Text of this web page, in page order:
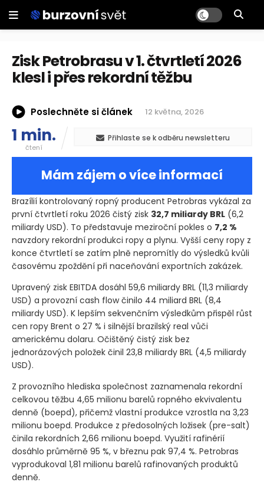
Zisk Petrobrasu v 1. čtvrtletí 2026
klesl i přes rekordní těžbu
Poslechněte si článek 12 května, 2026
1 min.
čtení
Přihlaste se k odběru newsletteru
Mám zájem o více informací
Brazílií kontrolovaný ropný producent Petrobras vykázal za
první čtvrtletí roku 2026 čistý zisk 32,7 miliardy BRL (6,2
miliardy USD). To představuje meziroční pokles o 7,2 %
navzdory rekordní produkci ropy a plynu. Vyšší ceny ropy z
konce čtvrtletí se zatím plně nepromítly do výsledků kvůli
časovému zpoždění při naceňování exportních zakázek.
Upravený zisk EBITDA dosáhl 59,6 miliardy BRL (11,3 miliardy
USD) a provozní cash flow činilo 44 miliard BRL (8,4
miliardy USD). K lepším sekvenčním výsledkům přispěl růst
cen ropy Brent o 27 % i silnější brazilský real vůči
americkému dolaru. Očištěný čistý zisk bez
jednorázových položek činil 23,8 miliardy BRL (4,5 miliardy
USD).
Z provozního hlediska společnost zaznamenala rekordní
celkovou těžbu 4,65 milionu barelů ropného ekvivalentu
denně (boepd), přičemž vlastní produkce vzrostla na 3,23
milionu boepd. Produkce z předosolných ložisek (pre-salt)
činila rekordních 2,66 milionu boepd. Využití rafinérií
dosáhlo průměrně 95 %, v březnu pak 97,4 %. Petrobras
vyprodukoval 1,81 milionu barelů rafinovaných produktů
denně.